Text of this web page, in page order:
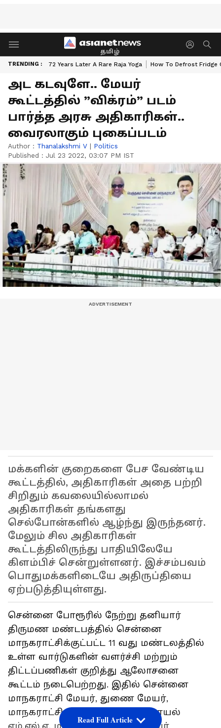
தமிழ்
TRENDING : 72 Years Later A Rare Raja Yoga How To Defrost Fridge
அட கடவுளே.. மேயர்
கூட்டத்தில் ”விக்ரம்” படம்
பார்த்த அரசு அதிகாரிகள்..
வைரலாகும் புகைப்படம்
Author : Thanalakshmi V | Politics
Published : Jul 23 2022, 03:07 PM IST
மக்களின் குறைகளை பேச வேண்டிய
கூட்டத்தில், அதிகாரிகள் அதை பற்றி
சிறிதும் கவலையில்லாமல்
அதிகாரிகள் தங்களது
செல்போன்களில் ஆழ்ந்து இருந்தனர்.
மேலும் சில அதிகாரிகள்
கூட்டத்திலிருந்து பாதியிலேயே
கிளம்பிச் சென்றுள்ளனர். இச்சம்பவம்
பொதுமக்களிடையே அதிருப்தியை
ஏற்படுத்தியுள்ளது.
சென்னை போரூரில் நேற்று தனியார்
திருமண மண்டபத்தில் சென்னை
மாநகராட்சிக்குட்பட்ட 11 வது மண்டலத்தில்
உள்ள வார்டுகளின் வளர்ச்சி மற்றும்
திட்டப்பணிகள் குறித்து ஆலோசனை
கூட்டம் நடைபெற்றது. இதில் சென்னை
மாநகராட்சி மேயர், துணை மேயர்,
மாநகராட்சி ஆணையர், மதுரவாயல்
Read Full Article